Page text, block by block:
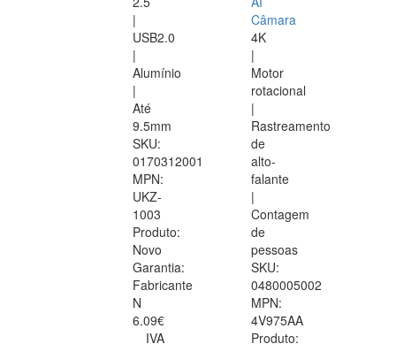
|
USB2.0
|
Alumínio
|
Até
9.5mm
SKU:
0170312001
MPN:
UKZ-
1003
Produto:
Novo
Garantia:
Fabricante
N
6.09€
IVA
Câmara
4K
|
Motor
rotacional
|
Rastreamento
de
alto-
falante
|
Contagem
de
pessoas
SKU:
0480005002
MPN:
4V975AA
Produto: